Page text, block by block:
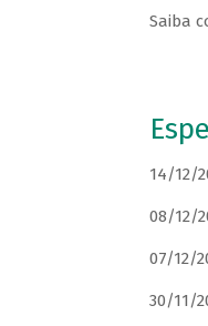
Saiba
14/12/
08/12/
07/12/
30/11/